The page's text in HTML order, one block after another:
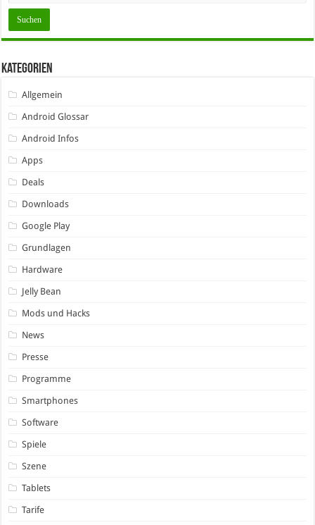
Kategorien
Allgemein
Android Glossar
Android Infos
Apps
Deals
Downloads
Google Play
Grundlagen
Hardware
Jelly Bean
Mods und Hacks
News
Presse
Programme
Smartphones
Software
Spiele
Szene
Tablets
Tarife